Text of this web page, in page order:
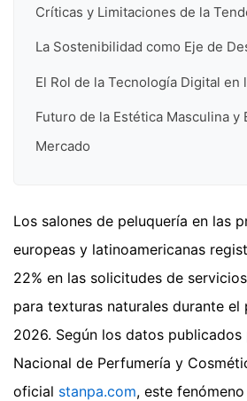
Críticas y Limitaciones de la
La Sostenibilidad como Eje de
El Rol de la Tecnología Digital en
Futuro de la Estética Masculina y
Mercado
Los salones de peluquería en las
europeas y latinoamericanas
22% en las solicitudes de
para texturas naturales durante
2026. Según los datos
Nacional de Perfumería y
oficial stanpa.com, este